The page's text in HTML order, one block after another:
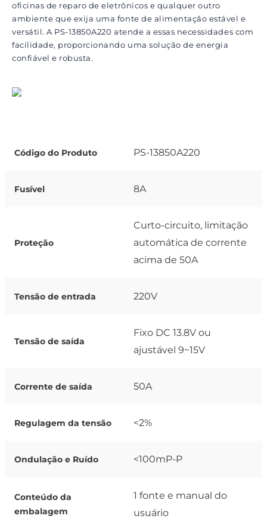
oficinas de reparo de eletrônicos e qualquer outro
ambiente que exija uma fonte de alimentação estável e
versátil. A PS-13850A220 atende a essas necessidades com
facilidade, proporcionando uma solução de energia
confiável e robusta.
Código do Produto PS-13850A220
Fusível 8A
Proteção
Curto-circuito, limitação
automática de corrente
acima de 50A
Tensão de entrada 220V
Tensão de saída
Fixo DC 13.8V ou
ajustável 9~15V
Corrente de saída 50A
Regulagem da tensão <2%
Ondulação e Ruído <100mP-P
Conteúdo da
embalagem
1 fonte e manual do
usuário